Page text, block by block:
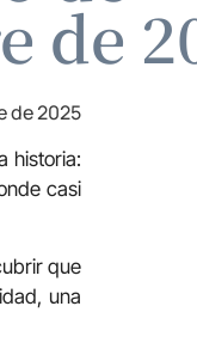
de
de 2025
historia:
casi
que
una